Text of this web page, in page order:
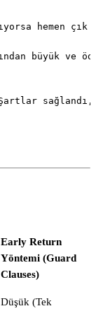
Early Return
Yöntemi (Guard
Clauses)
Düşük (Tek